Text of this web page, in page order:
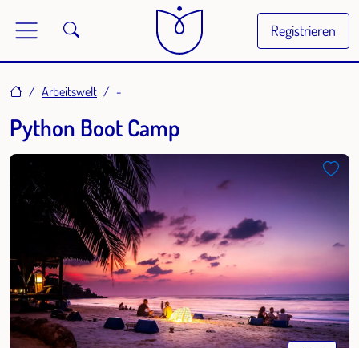
Registrieren
HomeArbeitswelt -
Python Boot Camp